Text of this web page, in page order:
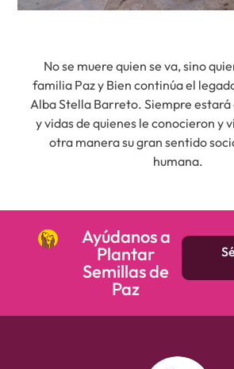
No se muere quien se va, sino
familia Paz y Bien continúa el
Alba Stella Barreto. Siempre estará
y vidas de quienes le conocieron y
otra manera su gran sentido
humana.
Ayúdanos a
Plantar
Semillas de
Paz